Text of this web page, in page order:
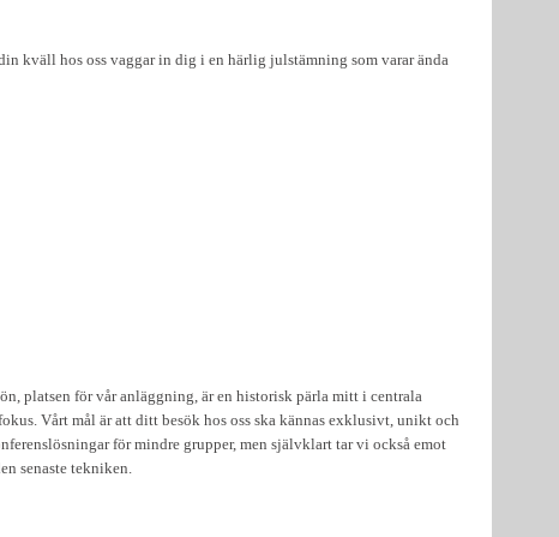
kväll hos oss vaggar in dig i en härlig julstämning som varar ända
platsen för vår anläggning, är en historisk pärla mitt i centrala
Vårt mål är att ditt besök hos oss ska kännas exklusivt, unikt och
för mindre grupper, men självklart tar vi också emot
senaste tekniken.